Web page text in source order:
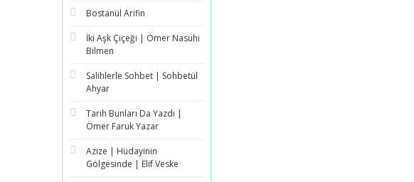
Bostanül Arifin
İki Aşk Çiçeği | Ömer Nasuhi
Bilmen
Salihlerle Sohbet | Sohbetül
Ahyar
Tarih Bunları Da Yazdı |
Ömer Faruk Yazar
Azize | Hüdayinin
Gölgesinde | Elif Veske